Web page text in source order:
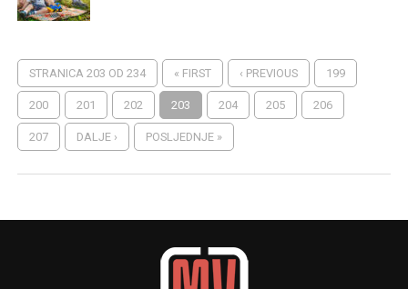
STRANICA 203 OD 234 « FIRST ‹ PREVIOUS 199
200 201 202 203 204 205 206
207 DALJE › POSLJEDNJE »